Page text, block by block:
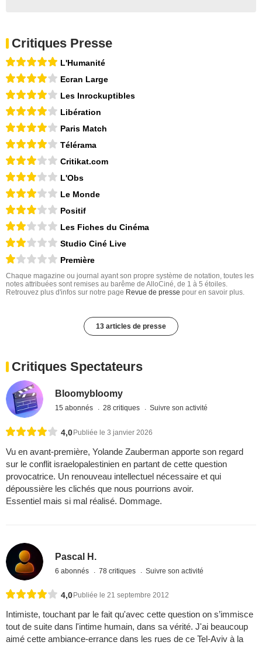
Critiques Presse
L'Humanité
Ecran Large
Les Inrockuptibles
Libération
Paris Match
Télérama
Critikat.com
L'Obs
Le Monde
Positif
Les Fiches du Cinéma
Studio Ciné Live
Première
Chaque magazine ou journal ayant son propre système de notation, toutes les
notes attribuées sont remises au barême de AlloCiné, de 1 à 5 étoiles.
Retrouvez plus d'infos sur notre page Revue de presse pour en savoir plus.
13 articles de presse
Critiques Spectateurs
Bloomybloomy
15 abonnés 28 critiques Suivre son activité
4,0 Publiée le 3 janvier 2026
Vu en avant-première, Yolande Zauberman apporte son regard
sur le conflit israelopalestinien en partant de cette question
provocatrice. Un renouveau intellectuel nécessaire et qui
dépoussière les clichés que nous pourrions avoir.
Essentiel mais si mal réalisé. Dommage.
Pascal H.
6 abonnés 78 critiques Suivre son activité
4,0 Publiée le 21 septembre 2012
Intimiste, touchant par le fait qu'avec cette question on s’immisce
tout de suite dans l'intime humain, dans sa vérité. J'ai beaucoup
aimé cette ambiance-errance dans les rues de ce Tel-Aviv à la